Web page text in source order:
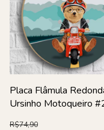
Placa Flâmula
Ursinho Motoqueiro
R$74,90